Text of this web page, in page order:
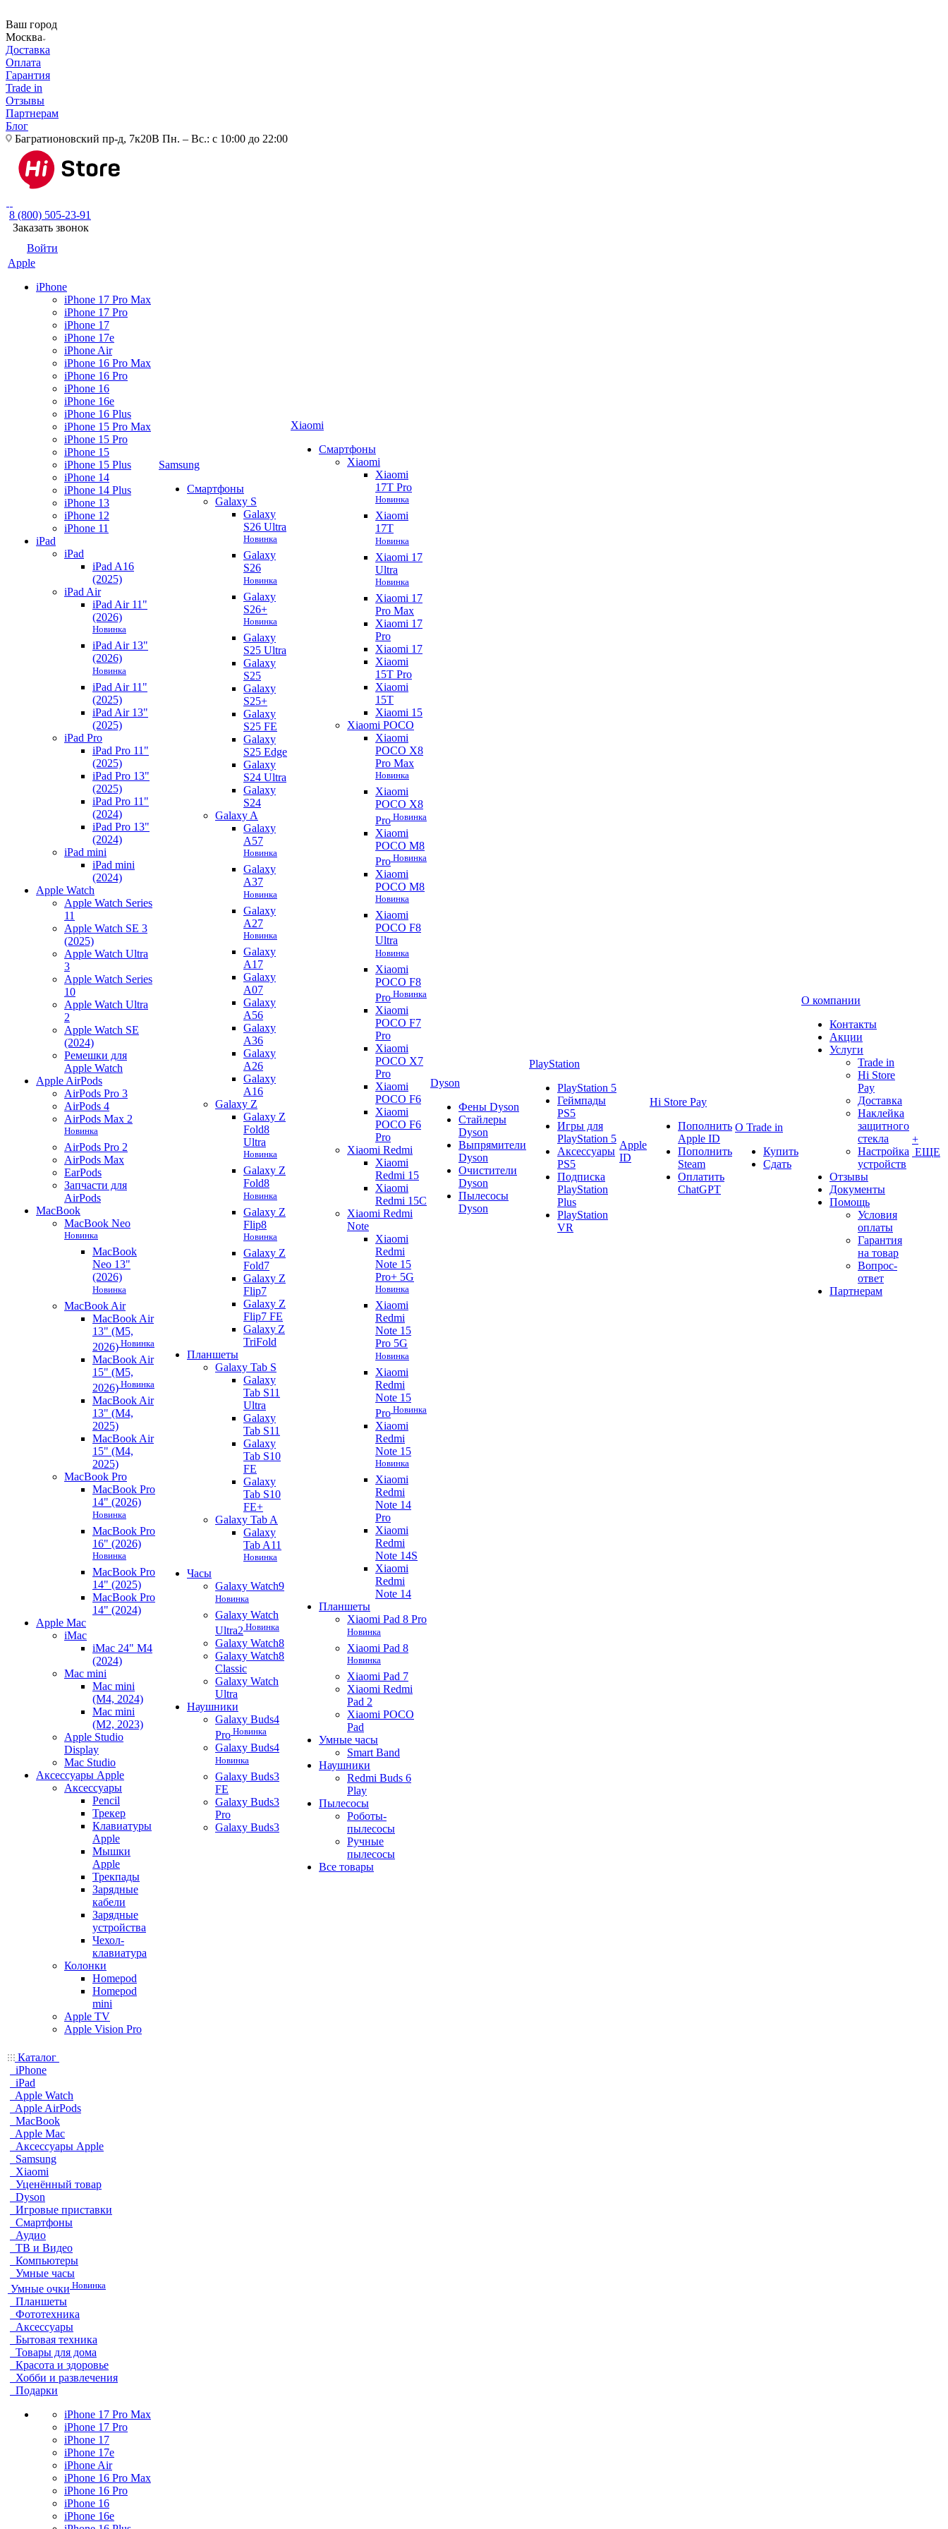
Ваш город
Москва
Доставка
Оплата
Гарантия
Trade in
Отзывы
Партнерам
Блог
Багратионовский пр-д, 7к20В Пн. – Вс.: с 10:00 до 22:00
8 (800) 505-23-91
Заказать звонок
Войти
Apple
iPhone
iPhone 17 Pro Max
iPhone 17 Pro
iPhone 17
iPhone 17e
iPhone Air
iPhone 16 Pro Max
iPhone 16 Pro
iPhone 16
iPhone 16e
iPhone 16 Plus
iPhone 15 Pro Max
iPhone 15 Pro
iPhone 15
iPhone 15 Plus
iPhone 14
iPhone 14 Plus
iPhone 13
iPhone 12
iPhone 11
iPad
iPad
iPad A16
(2025)
iPad Air
iPad Air 11"
(2026)
Новинка
iPad Air 13"
(2026)
Новинка
iPad Air 11"
(2025)
iPad Air 13"
(2025)
iPad Pro
iPad Pro 11"
(2025)
iPad Pro 13"
(2025)
iPad Pro 11"
(2024)
iPad Pro 13"
(2024)
iPad mini
iPad mini
(2024)
Apple Watch
Apple Watch Series
11
Apple Watch SE 3
(2025)
Apple Watch Ultra
3
Apple Watch Series
10
Apple Watch Ultra
2
Apple Watch SE
(2024)
Ремешки для
Apple Watch
Apple AirPods
AirPods Pro 3
AirPods 4
AirPods Max 2
Новинка
AirPods Pro 2
AirPods Max
EarPods
Запчасти для
AirPods
MacBook
MacBook Neo
Новинка
MacBook
Neo 13"
(2026)
Новинка
MacBook Air
MacBook Air
13" (M5,
2026) Новинка
MacBook Air
15" (M5,
2026) Новинка
MacBook Air
13" (M4,
2025)
MacBook Air
15" (M4,
2025)
MacBook Pro
MacBook Pro
14" (2026)
Новинка
MacBook Pro
16" (2026)
Новинка
MacBook Pro
14" (2025)
MacBook Pro
14" (2024)
Apple Mac
iMac
iMac 24" M4
(2024)
Mac mini
Mac mini
(M4, 2024)
Mac mini
(M2, 2023)
Apple Studio
Display
Mac Studio
Аксессуары Apple
Аксессуары
Pencil
Трекер
Клавиатуры
Apple
Мышки
Apple
Трекпады
Зарядные
кабели
Зарядные
устройства
Чехол-
клавиатура
Колонки
Homepod
Homepod
mini
Apple TV
Apple Vision Pro
Samsung
Смартфоны
Galaxy S
Galaxy
S26 Ultra
Новинка
Galaxy
S26
Новинка
Galaxy
S26+
Новинка
Galaxy
S25 Ultra
Galaxy
S25
Galaxy
S25+
Galaxy
S25 FE
Galaxy
S25 Edge
Galaxy
S24 Ultra
Galaxy
S24
Galaxy A
Galaxy
A57
Новинка
Galaxy
A37
Новинка
Galaxy
A27
Новинка
Galaxy
A17
Galaxy
A07
Galaxy
A56
Galaxy
A36
Galaxy
A26
Galaxy
A16
Galaxy Z
Galaxy Z
Fold8
Ultra
Новинка
Galaxy Z
Fold8
Новинка
Galaxy Z
Flip8
Новинка
Galaxy Z
Fold7
Galaxy Z
Flip7
Galaxy Z
Flip7 FE
Galaxy Z
TriFold
Планшеты
Galaxy Tab S
Galaxy
Tab S11
Ultra
Galaxy
Tab S11
Galaxy
Tab S10
FE
Galaxy
Tab S10
FE+
Galaxy Tab A
Galaxy
Tab A11
Новинка
Часы
Galaxy Watch9
Новинка
Galaxy Watch
Ultra2 Новинка
Galaxy Watch8
Galaxy Watch8
Classic
Galaxy Watch
Ultra
Наушники
Galaxy Buds4
Pro Новинка
Galaxy Buds4
Новинка
Galaxy Buds3
FE
Galaxy Buds3
Pro
Galaxy Buds3
Xiaomi
Смартфоны
Xiaomi
Xiaomi
17T Pro
Новинка
Xiaomi
17T
Новинка
Xiaomi 17
Ultra
Новинка
Xiaomi 17
Pro Max
Xiaomi 17
Pro
Xiaomi 17
Xiaomi
15T Pro
Xiaomi
15T
Xiaomi 15
Xiaomi POCO
Xiaomi
POCO X8
Pro Max
Новинка
Xiaomi
POCO X8
Pro Новинка
Xiaomi
POCO M8
Pro Новинка
Xiaomi
POCO M8
Новинка
Xiaomi
POCO F8
Ultra
Новинка
Xiaomi
POCO F8
Pro Новинка
Xiaomi
POCO F7
Pro
Xiaomi
POCO X7
Pro
Xiaomi
POCO F6
Xiaomi
POCO F6
Pro
Xiaomi Redmi
Xiaomi
Redmi 15
Xiaomi
Redmi 15C
Xiaomi Redmi
Note
Xiaomi
Redmi
Note 15
Pro+ 5G
Новинка
Xiaomi
Redmi
Note 15
Pro 5G
Новинка
Xiaomi
Redmi
Note 15
Pro Новинка
Xiaomi
Redmi
Note 15
Новинка
Xiaomi
Redmi
Note 14
Pro
Xiaomi
Redmi
Note 14S
Xiaomi
Redmi
Note 14
Планшеты
Xiaomi Pad 8 Pro
Новинка
Xiaomi Pad 8
Новинка
Xiaomi Pad 7
Xiaomi Redmi
Pad 2
Xiaomi POCO
Pad
Умные часы
Smart Band
Наушники
Redmi Buds 6
Play
Пылесосы
Роботы-
пылесосы
Ручные
пылесосы
Все товары
Dyson
Фены Dyson
Стайлеры
Dyson
Выпрямители
Dyson
Очистители
Dyson
Пылесосы
Dyson
PlayStation
PlayStation 5
Геймпады
PS5
Игры для
PlayStation 5
Аксессуары
PS5
Подписка
PlayStation
Plus
PlayStation
VR
Apple
ID
Hi Store Pay
Пополнить
Apple ID
Пополнить
Steam
Оплатить
ChatGPT
О Trade in
Купить
Сдать
О компании
Контакты
Акции
Услуги
Trade in
Hi Store
Pay
Доставка
Наклейка
защитного
стекла
Настройка
устройств
Отзывы
Документы
Помощь
Условия
оплаты
Гарантия
на товар
Вопрос-
ответ
Партнерам
+
ЕЩЕ
Каталог
iPhone
iPad
Apple Watch
Apple AirPods
MacBook
Apple Mac
Аксессуары Apple
Samsung
Xiaomi
Уценённый товар
Dyson
Игровые приставки
Смартфоны
Аудио
ТВ и Видео
Компьютеры
Умные часы
Умные очки Новинка
Планшеты
Фототехника
Аксессуары
Бытовая техника
Товары для дома
Красота и здоровье
Хобби и развлечения
Подарки
iPhone 17 Pro Max
iPhone 17 Pro
iPhone 17
iPhone 17e
iPhone Air
iPhone 16 Pro Max
iPhone 16 Pro
iPhone 16
iPhone 16e